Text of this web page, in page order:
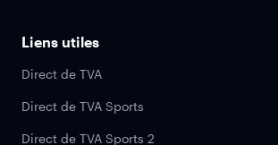
Liens utiles
Direct de TVA
Direct de TVA Sports
Direct de TVA Sports 2